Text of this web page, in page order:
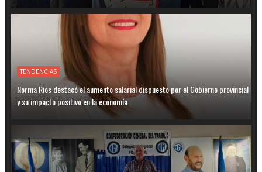
TENDENCIAS
Norma Ríos destacó el aumento salarial dispuesto por el Gobierno provincial
y su impacto positivo en la economía